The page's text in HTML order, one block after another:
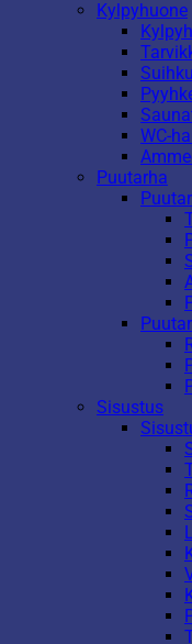
Kylpyhuone
WC-
Puutarha
Sisustus